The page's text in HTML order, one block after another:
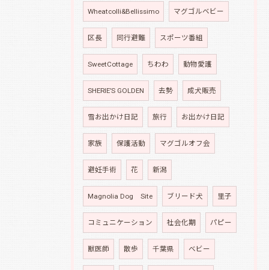
Wheatcolli&Bellissimo マグゴルベビー
区長 同行避難 スポーツ番組
SweetCottage ちわわ 動物愛護
SHERIE’S GOLDEN 去勢 成犬販売
雪お出かけ日記 旅行 お出かけ日記
家族 保護活動 マグゴルオフ会
避妊手術 花 新潟
Magnolia Dog Site ブリード犬 里子
コミュニケーション 社会化期 パピー
獣医師 散歩 千葉県 ベビー